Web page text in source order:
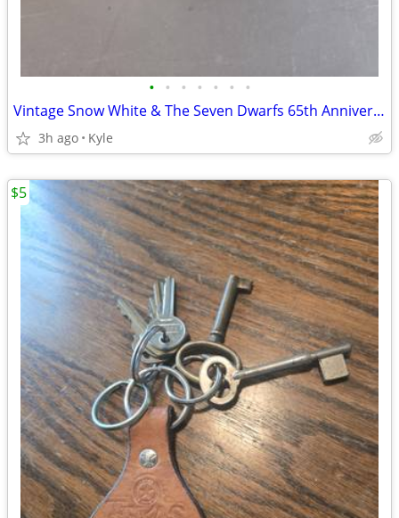
• • • • • • •
Vintage Snow White & The Seven Dwarfs 65th Anniversary Collection Snee
3h ago Kyle
$5